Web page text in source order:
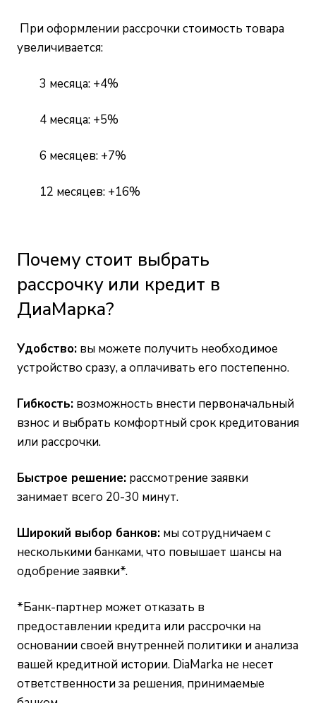
При оформлении рассрочки стоимость товара
увеличивается:
3 месяца: +4%
4 месяца: +5%
6 месяцев: +7%
12 месяцев: +16%
Почему стоит выбрать
рассрочку или кредит в
ДиаМарка?
Удобство: вы можете получить необходимое
устройство сразу, а оплачивать его постепенно.
Гибкость: возможность внести первоначальный
взнос и выбрать комфортный срок кредитования
или рассрочки.
Быстрое решение: рассмотрение заявки
занимает всего 20-30 минут.
Широкий выбор банков: мы сотрудничаем с
несколькими банками, что повышает шансы на
одобрение заявки*.
*Банк-партнер может отказать в
предоставлении кредита или рассрочки на
основании своей внутренней политики и анализа
вашей кредитной истории. DiaMarka не несет
ответственности за решения, принимаемые